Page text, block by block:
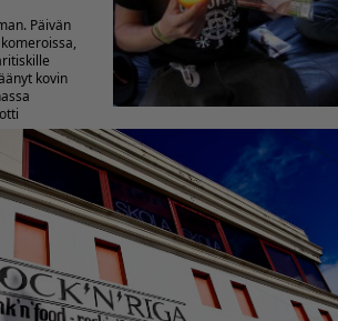
Päivän
kovin